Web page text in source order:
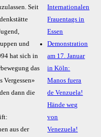
Seit
und
hat sich in
das
Vergessen»
dann die
aus der
Internationalen
Frauentags in
Essen
Demonstration
am 17. Januar
in Köln:
Manos fuera
de Venzuela!
Hände weg
von
Venezuela!